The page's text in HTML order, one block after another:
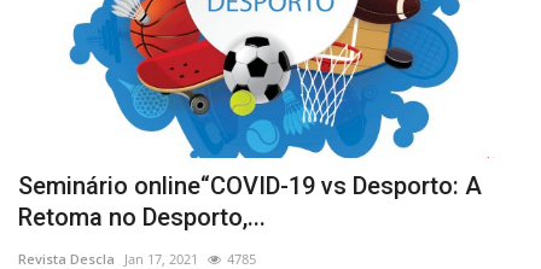
Seminário online“COVID-19 vs Desporto: A
Retoma no Desporto,...
Revista Descla Jan 17, 2021 4785